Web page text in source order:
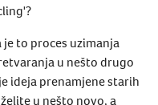
'?
je to proces uzimanja
u nešto drugo
ideja prenamjene starih
u nešto novo, a